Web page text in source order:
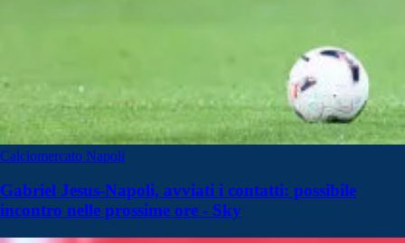
Calciomercato Napoli
Gabriel Jesus-Napoli, avviati i contatti: possibile
incontro nelle prossime ore - Sky